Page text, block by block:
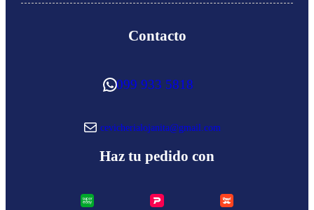
Contacto
WhatsApp 099 933 5818
Correo electrónico cevicherialojanita@gmail.com
Haz tu pedido con